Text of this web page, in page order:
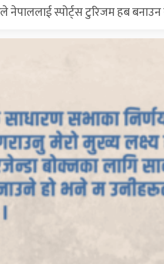
नेपाललाई स्पोर्ट्स टुरिजम हब